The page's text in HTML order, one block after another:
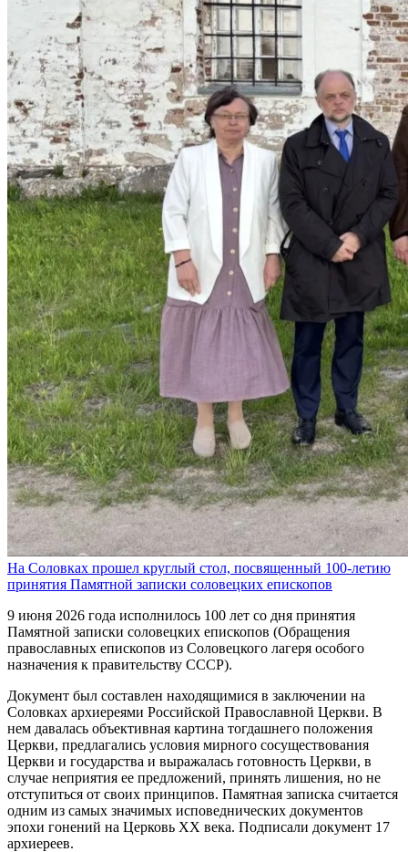
На Соловках прошел круглый стол, посвященный 100-летию
принятия Памятной записки соловецких епископов
9 июня 2026 года исполнилось 100 лет со дня принятия
Памятной записки соловецких епископов (Обращения
православных епископов из Соловецкого лагеря особого
назначения к правительству СССР).
Документ был составлен находящимися в заключении на
Соловках архиереями Российской Православной Церкви. В
нем давалась объективная картина тогдашнего положения
Церкви, предлагались условия мирного сосуществования
Церкви и государства и выражалась готовность Церкви, в
случае неприятия ее предложений, принять лишения, но не
отступиться от своих принципов. Памятная записка считается
одним из самых значимых исповеднических документов
эпохи гонений на Церковь ХХ века. Подписали документ 17
архиереев.